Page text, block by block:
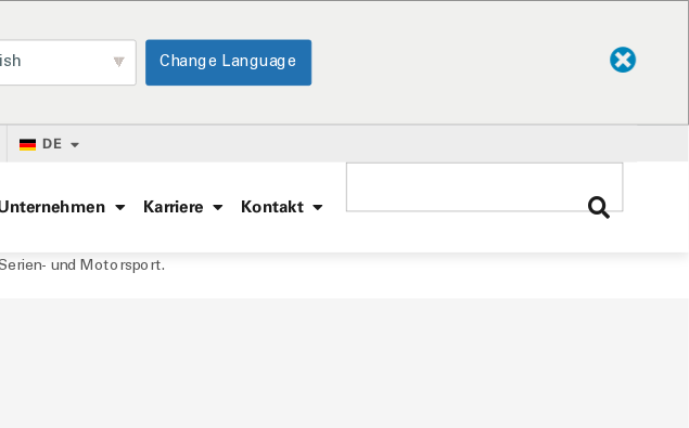
Change Language
DE
Karriere Kontakt
und Motorsport.